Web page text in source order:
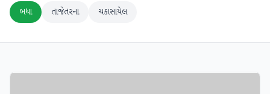
બધા તાજેતરના ચકાસાયેલ